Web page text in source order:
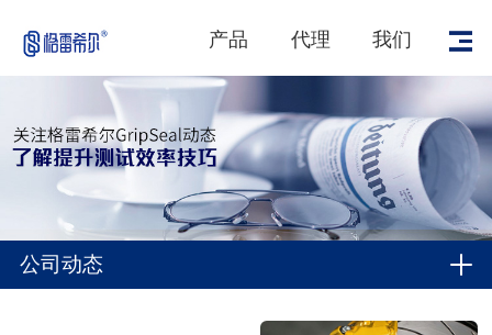
产品 代理 我们
公司动态